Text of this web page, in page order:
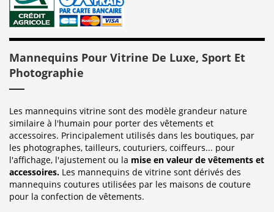
Mannequins Pour Vitrine De Luxe, Sport Et
Photographie
Les mannequins vitrine sont des modèle grandeur nature
similaire à l'humain pour porter des vêtements et
accessoires. Principalement utilisés dans les boutiques, par
les photographes, tailleurs, couturiers, coiffeurs... pour
l'affichage, l'ajustement ou la mise en valeur de vêtements et
accessoires. Les mannequins de vitrine sont dérivés des
mannequins coutures utilisées par les maisons de couture
pour la confection de vêtements.